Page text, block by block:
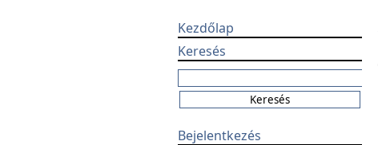
Kezdőlap
Keresés
Bejelentkezés